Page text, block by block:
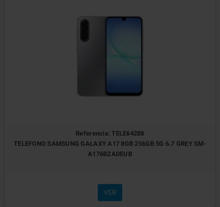
Referencia: TELE64288
TELEFONO SAMSUNG GALAXY A17 8GB 256GB 5G 6.7 GREY SM-
A176BZADEUB
VER